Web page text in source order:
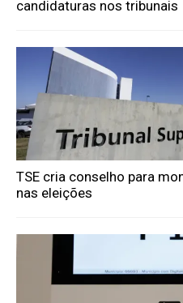
candidaturas nos tribunais
TSE cria conselho para
nas eleições